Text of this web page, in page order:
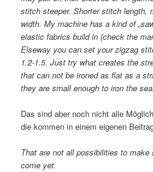
stitch steeper. Shorter stitch length,
width. My machine has a kind of
elastic fabrics build in (check the
Elseway you can set your zigzag
1.2-1.5. Just try what creates the
that can not be ironed as flat as a
they are small enough to iron the
Das sind aber noch nicht alle
die kommen in einem eigenen
That are not all possibilities to
come yet.